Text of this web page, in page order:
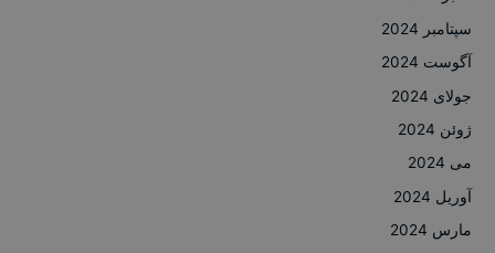
سپتامبر 2024
آگوست 2024
جولای 2024
ژوئن 2024
می 2024
آوریل 2024
مارس 2024